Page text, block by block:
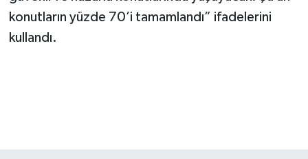
konutların yüzde 70’i tamamlandı” ifadelerini
kullandı.
SEÇİM 2014